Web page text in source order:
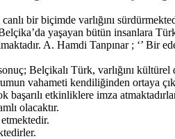
bir biçimde varlığını
yaşayan bütün insanlara
A. Hamdi Tanpınar ; ‘’ Bir
Belçikalı Türk, varlığını kültürel
vahameti kendiliğinden ortaya
etkinliklere imza
olacaktır.